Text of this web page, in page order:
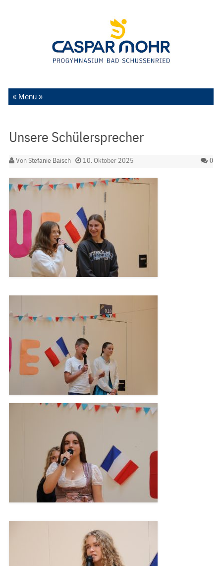
Zum Inhalt springen
Unsere Schülersprecher
VonStefanie Baisch 10. Oktober 2025 0